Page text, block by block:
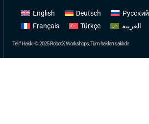
English Deutsch Русский
Français
Türkçe العربية
Telif Hakkı © 2025 RobotX Workshops, Tüm hakları saklıdır.